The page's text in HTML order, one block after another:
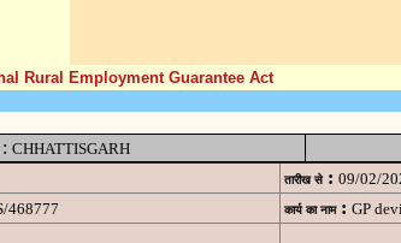
Rural Employment Guarantee Act
CHHATTISGARH
तारीख से : 09/02/
468777 कार्य का नाम : GP